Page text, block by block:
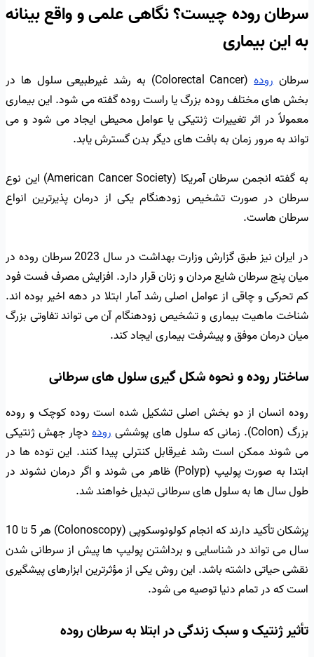
سرطان روده چیست؟ نگاهی علمی و واقع بینانه
به این بیماری
سرطانروده
(Colorectal Cancer) به رشد غیرطبیعی سلول ها در
بخش های مختلف روده بزرگ یا راست روده گفته می شود. این بیماری
معمولاً در اثر تغییرات ژنتیکی یا عوامل محیطی ایجاد می شود و می
تواند به مرور زمان به بافت های دیگر بدن گسترش یابد.
به گفته انجمن سرطان آمریکا (American Cancer Society) این نوع
سرطان در صورت تشخیص زودهنگام یکی از درمان پذیرترین انواع
سرطان هاست.
در ایران نیز طبق گزارش وزارت بهداشت در سال 2023 سرطان روده در
میان پنج سرطان شایع مردان و زنان قرار دارد. افزایش مصرف فست فود
کم تحرکی و چاقی از عوامل اصلی رشد آمار ابتلا در دهه اخیر بوده اند.
شناخت ماهیت بیماری و تشخیص زودهنگام آن می تواند تفاوتی بزرگ
میان درمان موفق و پیشرفت بیماری ایجاد کند.
ساختار روده و نحوه شکل گیری سلول های سرطانی
روده انسان از دو بخش اصلی تشکیل شده است روده کوچک و روده
بزرگ (Colon). زمانی که سلول های پوششی
رودهدچار جهش ژنتیکی
می شوند ممکن است رشد غیرقابل کنترلی پیدا کنند. این توده ها در
ابتدا به صورت پولیپ (Polyp) ظاهر می شوند و اگر درمان نشوند در
طول سال ها به سلول های سرطانی تبدیل خواهند شد.
پزشکان تأکید دارند که انجام کولونوسکوپی (Colonoscopy) هر 5 تا 10
سال می تواند در شناسایی و برداشتن پولیپ ها پیش از سرطانی شدن
نقشی حیاتی داشته باشد. این روش یکی از مؤثرترین ابزارهای پیشگیری
است که در تمام دنیا توصیه می شود.
تأثیر ژنتیک و سبک زندگی در ابتلا به سرطان روده